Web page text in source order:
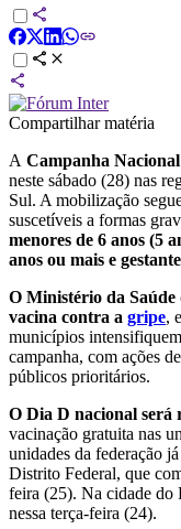
Compartilhar matéria
A Campanha
neste sábado (28) nas
Sul. A mobilização
suscetíveis a formas
menores de 6 anos (5
anos ou mais e
O Ministério da Saúde
vacina contra a gripe,
municípios
campanha, com ações
públicos prioritários.
O Dia D nacional será
vacinação gratuita nas
unidades da federação
Distrito Federal, que
feira (25). Na cidade do
nessa terça-feira (24).